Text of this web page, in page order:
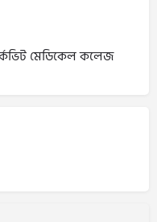
মেডিকেল কলেজ